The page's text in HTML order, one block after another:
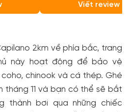
Viết review
2km về phía bắc, trang
này hoạt động để bảo vệ
chinook và cá thép. Ghé
tháng 11 và bạn có thể sẽ bắt
thành bơi qua những chiếc